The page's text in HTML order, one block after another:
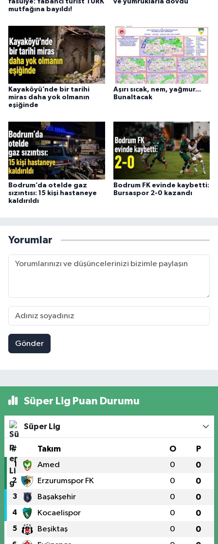
fasulye: Yabancı turist TÜRK
mutfağına bayıldı!
ve yumruklarla dövdü
Kayaköyü’nde bir tarihi
miras daha yok olmanın
eşiğinde
Aşırı sıcak, nem, yağmur...
Bunaltacak
Bodrum’da otelde gaz
sızıntısı: 15 kişi hastaneye
kaldırıldı
Bodrum FK evinde kaybetti:
Bursaspor 2-0 kazandı
Yorumlar
Gönder
Süper Lig Puan Durumu
Süper Lig
# Takım O P
1 Amed 0 0
2 Erzurumspor FK 0 0
3 Başakşehir 0 0
4 Kocaelispor 0 0
5 Beşiktaş 0 0